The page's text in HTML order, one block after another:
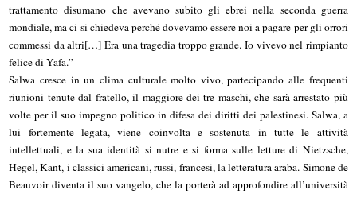
trattamento disumano che avevano subito gli ebrei nella seconda guerra
mondiale, ma ci si chiedeva perché dovevamo essere noi a pagare per gli orrori
commessi da altri[…] Era una tragedia troppo grande. Io vivevo nel rimpianto
felice di Yafa.”
Salwa cresce in un clima culturale molto vivo, partecipando alle frequenti
riunioni tenute dal fratello, il maggiore dei tre maschi, che sarà arrestato più
volte per il suo impegno politico in difesa dei diritti dei palestinesi. Salwa, a
lui fortemente legata, viene coinvolta e sostenuta in tutte le attività
intellettuali, e la sua identità si nutre e si forma sulle letture di Nietzsche,
Hegel, Kant, i classici americani, russi, francesi, la letteratura araba. Simone de
Beauvoir diventa il suo vangelo, che la porterà ad approfondire all’università